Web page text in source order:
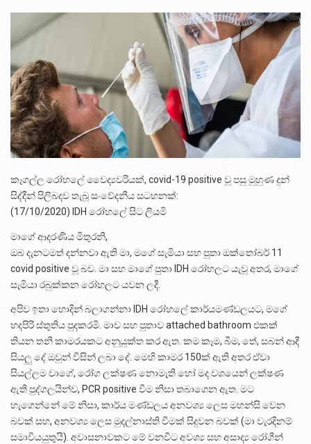
2011 වසරේදී දේශපාලන හා මානව හිමිකම් ක්‍රියාකාරීන් වන ලලිත්කුමාර් වීරරාජ් සහ කුගන් මුරුගානන්දන් යාපනයේදී අතුරුදන්…
කෑගල්ල රෝහලේ වෛද්‍යවරියක්, covid-19 positive වූ පසු මුහුණ දුන්
සිද්දීන් පිලිබදව තැබූ සංවේදනීය සටහනක්:
(17/10/2020) IDH රෝහලේ සිට ලියමි
මාගේ ආදරණිය මිතුරනි,
ඔබ දැනටමත් දන්නවා ඇති මා, මගේ සැමියා සහ පුතා ඔක්තෝබර් 11
covid positive වූ බව. මා සහ මාගේ පුතා IDH රෝහලට යැවූ අතර, මාගේ
සැමියා රබුක්කන රෝහලට යවන ලදී.
අපිව ඉතා හොදින් බලාගන්නා IDH රෝහලේ කාර්යමණ්ඩලයට, මගේ
හදපිරි ස්තුතිය පුදකරමි. මාව සහ පුතාව attached bathroom එකක්
තියන තනි කාමරයකට අනුයුක්ත කර ඇත. කම කෑම, බීම, තේ, සබන් ආදී
සියලු දේ ඔවුන් විසින් ලබා දේ. මෙහි කාමර 150ක් ඇති අතර ඒවා
සියල්ලම වාගේ, රෝග ලක්ෂණ නොමැති හෝ මද වශයෙන් ලක්ෂණ
ඇති පුද්ගලයින්ව, PCR positive වීම නිසා තබාගෙන ඇත. මට
හැගෙන්නේ මේ නිසා, කාර්ය මණ්ඩලය අනවශ්‍ය ලෙස මහන්සි වෙන
බවක් සහ, අනවශ්‍ය ලෙස මුදල්නාස්ති වීමක් සිදුවන බවක් (මා වැරදිනම්
සමාවියයුතුයි). අවාසනාවකට මේ වනවිට අවශ්‍ය සහ අසාද්‍ය රෝගීන්